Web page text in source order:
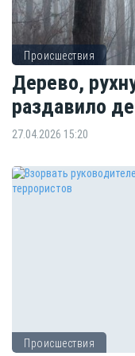
Происшествия
Дерево,
раздавило
27.04.2026 15:20
Происшествия